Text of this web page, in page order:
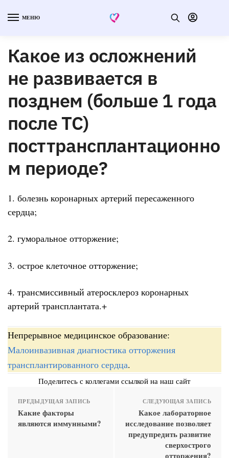
МЕНЮ
Какое из осложнений
не развивается в
позднем (больше 1 года
после ТС)
посттрансплантационно
м периоде?
1. болезнь коронарных артерий пересаженного
сердца;
2. гуморальное отторжение;
3. острое клеточное отторжение;
4. трансмиссивный атеросклероз коронарных
артерий трансплантата.+
Непрерывное медицинское образование:
Малоинвазивная диагностика отторжения
трансплантированного сердца.
Поделитесь с коллегами ссылкой на наш сайт
ПРЕДЫДУЩАЯ ЗАПИСЬ
Какие факторы
являются иммунными?
СЛЕДУЮЩАЯ ЗАПИСЬ
Какое лабораторное
исследование позволяет
предупредить развитие
сверхострого
отторжения?